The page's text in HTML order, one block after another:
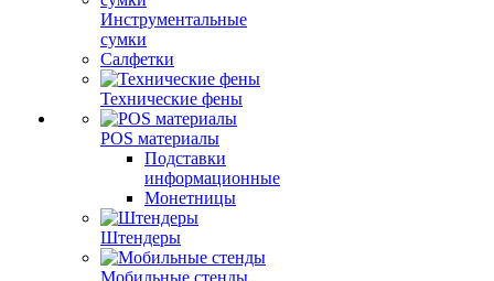
Инструментальные
сумки
Салфетки
Технические фены
POS материалы
Подставки
информационные
Монетницы
Штендеры
Мобильные стенды